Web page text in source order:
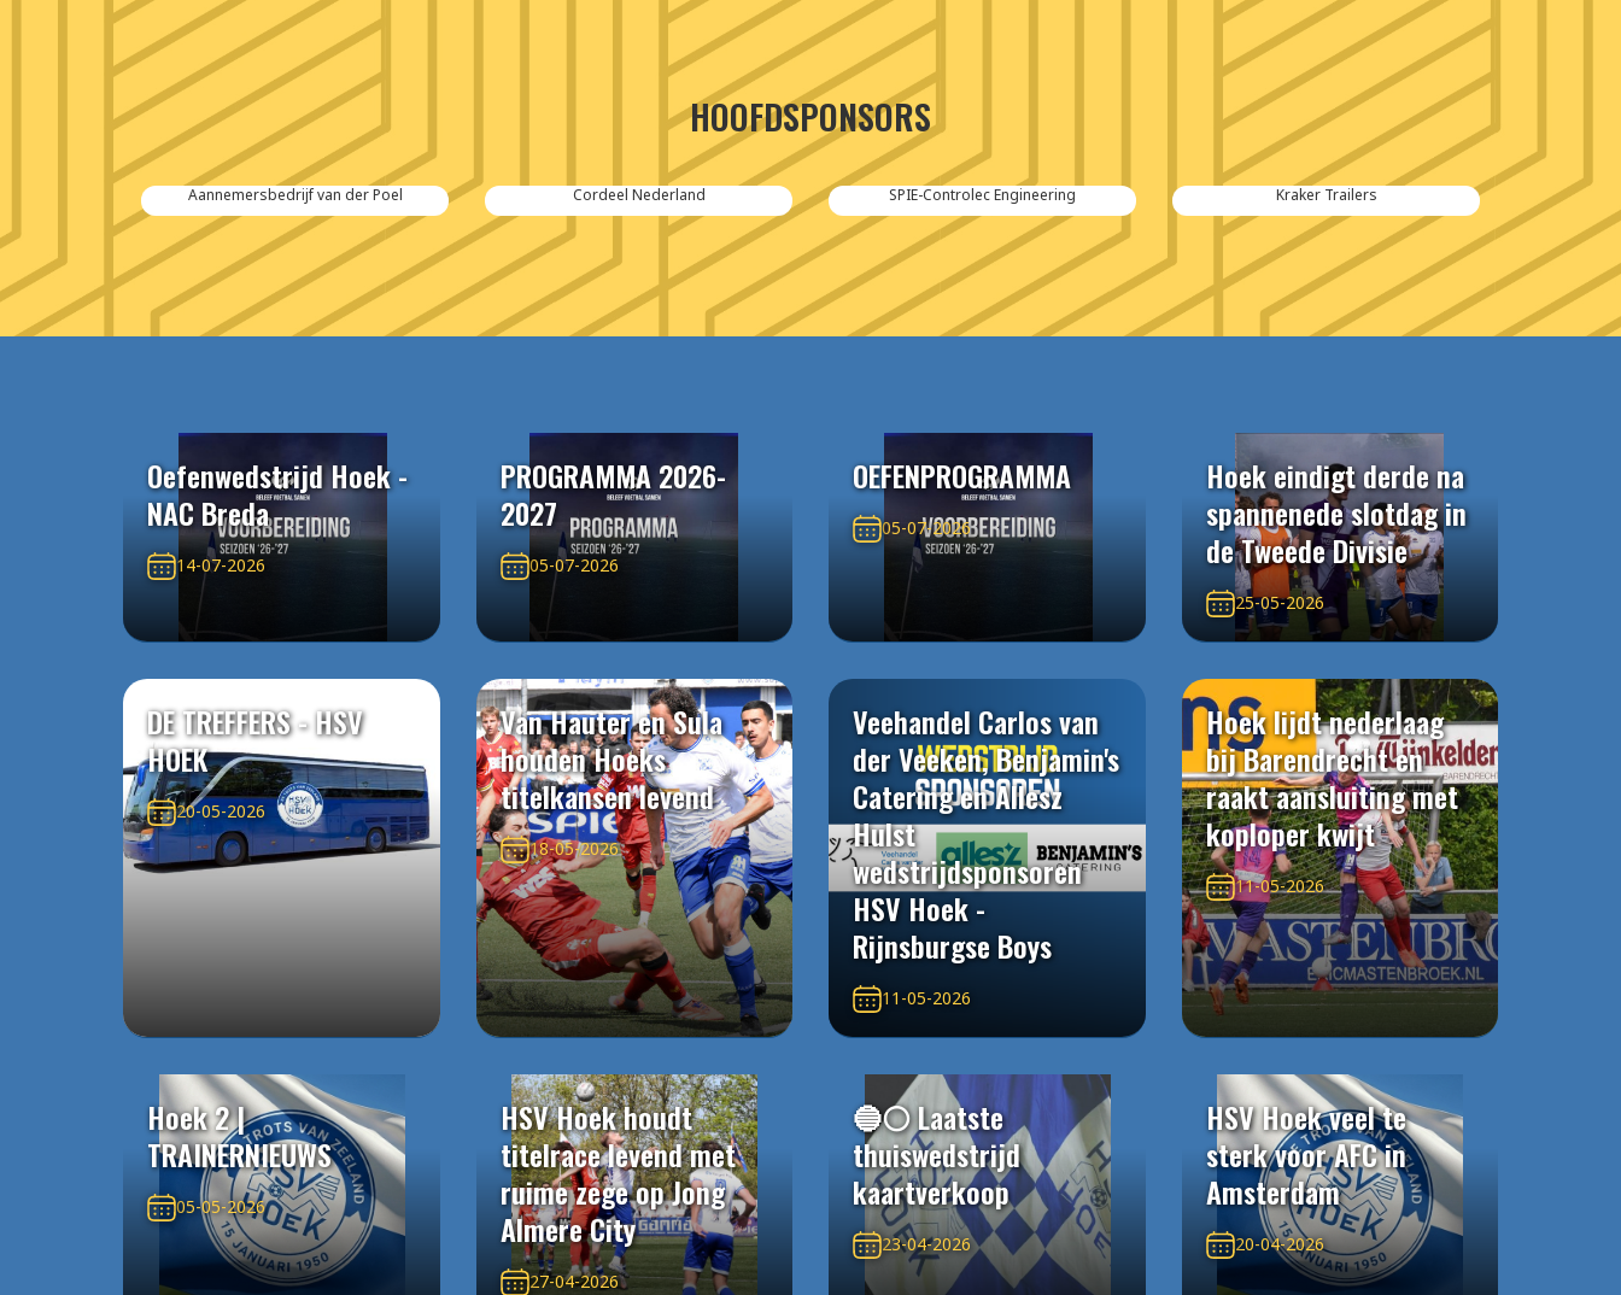
HOOFDSPONSORS
Aannemersbedrijf van der Poel Cordeel Nederland SPIE-Controlec Engineering Kraker Trailers
Oefenwedstrijd Hoek -
NAC Breda
14-07-2026
PROGRAMMA 2026-
2027
05-07-2026
OEFENPROGRAMMA
05-07-2026
Hoek eindigt derde na
spannenede slotdag in
de Tweede Divisie
25-05-2026
DE TREFFERS - HSV
HOEK
20-05-2026
Van Hauter en Sula
houden Hoeks
titelkansen levend
18-05-2026
Veehandel Carlos van
der Veeken, Benjamin's
Catering en Allesz
Hulst
wedstrijdsponsoren
HSV Hoek -
Rijnsburgse Boys
11-05-2026
Hoek lijdt nederlaag
bij Barendrecht en
raakt aansluiting met
koploper kwijt
11-05-2026
Hoek 2 |
TRAINERNIEUWS
05-05-2026
HSV Hoek houdt
titelrace levend met
ruime zege op Jong
Almere City
27-04-2026
🔵⚪️ Laatste
thuiswedstrijd
kaartverkoop
23-04-2026
HSV Hoek veel te
sterk voor AFC in
Amsterdam
20-04-2026